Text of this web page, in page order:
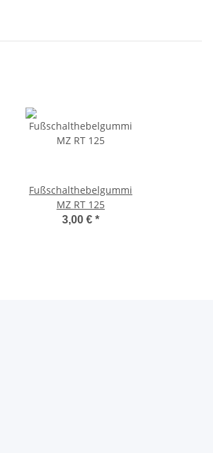
Fußschalthebelgummi
MZ RT 125
3,00 € *